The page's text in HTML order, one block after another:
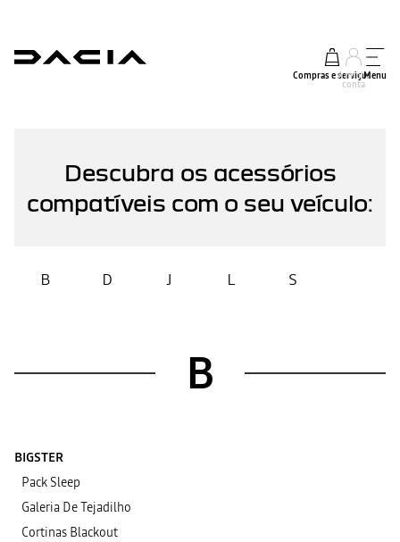
Compras e serviços
A minha
conta
Menu
Descubra os acessórios
compatíveis com o seu veículo:
B D J L S
B
BIGSTER
Pack Sleep
Galeria De Tejadilho
Cortinas Blackout